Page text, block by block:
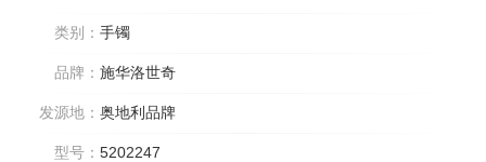
类别： 手镯
品牌： 施华洛世奇
发源地： 奥地利品牌
型号： 5202247